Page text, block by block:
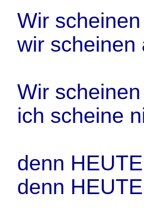
Wir
wir scheinen
Wir
ich scheine
denn
denn